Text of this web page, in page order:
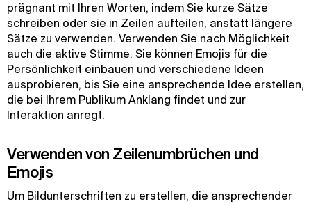
prägnant mit Ihren Worten, indem Sie kurze Sätze
schreiben oder sie in Zeilen aufteilen, anstatt längere
Sätze zu verwenden. Verwenden Sie nach Möglichkeit
auch die aktive Stimme. Sie können Emojis für die
Persönlichkeit einbauen und verschiedene Ideen
ausprobieren, bis Sie eine ansprechende Idee erstellen,
die bei Ihrem Publikum Anklang findet und zur
Interaktion anregt.
Verwenden von Zeilenumbrüchen und
Emojis
Um Bildunterschriften zu erstellen, die ansprechender